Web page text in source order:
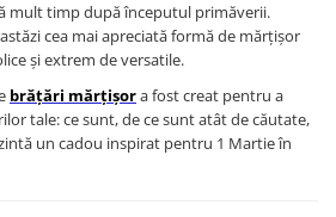
Animale
Molecule
Pietre
mult timp după începutul primăverii.
cea mai apreciată formă de mărțișor
și extrem de versatile.
brățări mărțișora fost creat pentru a
tale: ce sunt, de ce sunt atât de căutate,
un cadou inspirat pentru 1 Martie în